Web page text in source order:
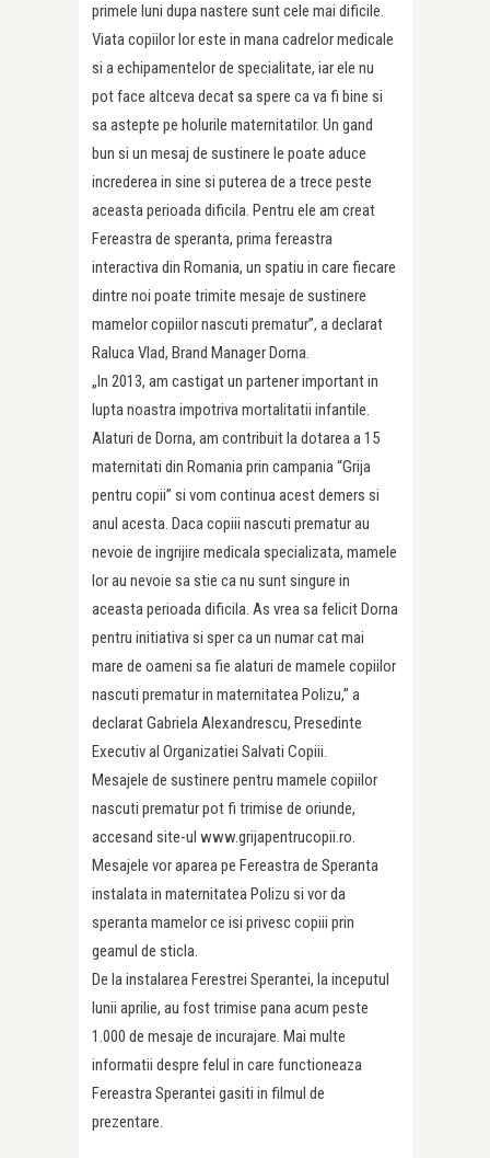
primele luni dupa nastere sunt cele mai dificile.
Viata copiilor lor este in mana cadrelor medicale
si a echipamentelor de specialitate, iar ele nu
pot face altceva decat sa spere ca va fi bine si
sa astepte pe holurile maternitatilor. Un gand
bun si un mesaj de sustinere le poate aduce
increderea in sine si puterea de a trece peste
aceasta perioada dificila. Pentru ele am creat
Fereastra de speranta, prima fereastra
interactiva din Romania, un spatiu in care fiecare
dintre noi poate trimite mesaje de sustinere
mamelor copiilor nascuti prematur”, a declarat
Raluca Vlad, Brand Manager Dorna.
„In 2013, am castigat un partener important in
lupta noastra impotriva mortalitatii infantile.
Alaturi de Dorna, am contribuit la dotarea a 15
maternitati din Romania prin campania “Grija
pentru copii” si vom continua acest demers si
anul acesta. Daca copiii nascuti prematur au
nevoie de ingrijire medicala specializata, mamele
lor au nevoie sa stie ca nu sunt singure in
aceasta perioada dificila. As vrea sa felicit Dorna
pentru initiativa si sper ca un numar cat mai
mare de oameni sa fie alaturi de mamele copiilor
nascuti prematur in maternitatea Polizu,” a
declarat Gabriela Alexandrescu, Presedinte
Executiv al Organizatiei Salvati Copiii.
Mesajele de sustinere pentru mamele copiilor
nascuti prematur pot fi trimise de oriunde,
accesand site-ul www.grijapentrucopii.ro.
Mesajele vor aparea pe Fereastra de Speranta
instalata in maternitatea Polizu si vor da
speranta mamelor ce isi privesc copiii prin
geamul de sticla.
De la instalarea Ferestrei Sperantei, la inceputul
lunii aprilie, au fost trimise pana acum peste
1.000 de mesaje de incurajare. Mai multe
informatii despre felul in care functioneaza
Fereastra Sperantei gasiti in filmul de
prezentare.